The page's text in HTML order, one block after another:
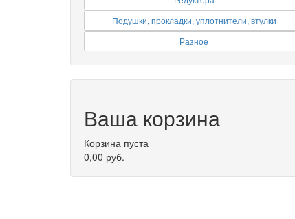
Подушки, прокладки, уплотнители, втулки
Разное
Ваша корзина
Корзина пуста
0,00 руб.